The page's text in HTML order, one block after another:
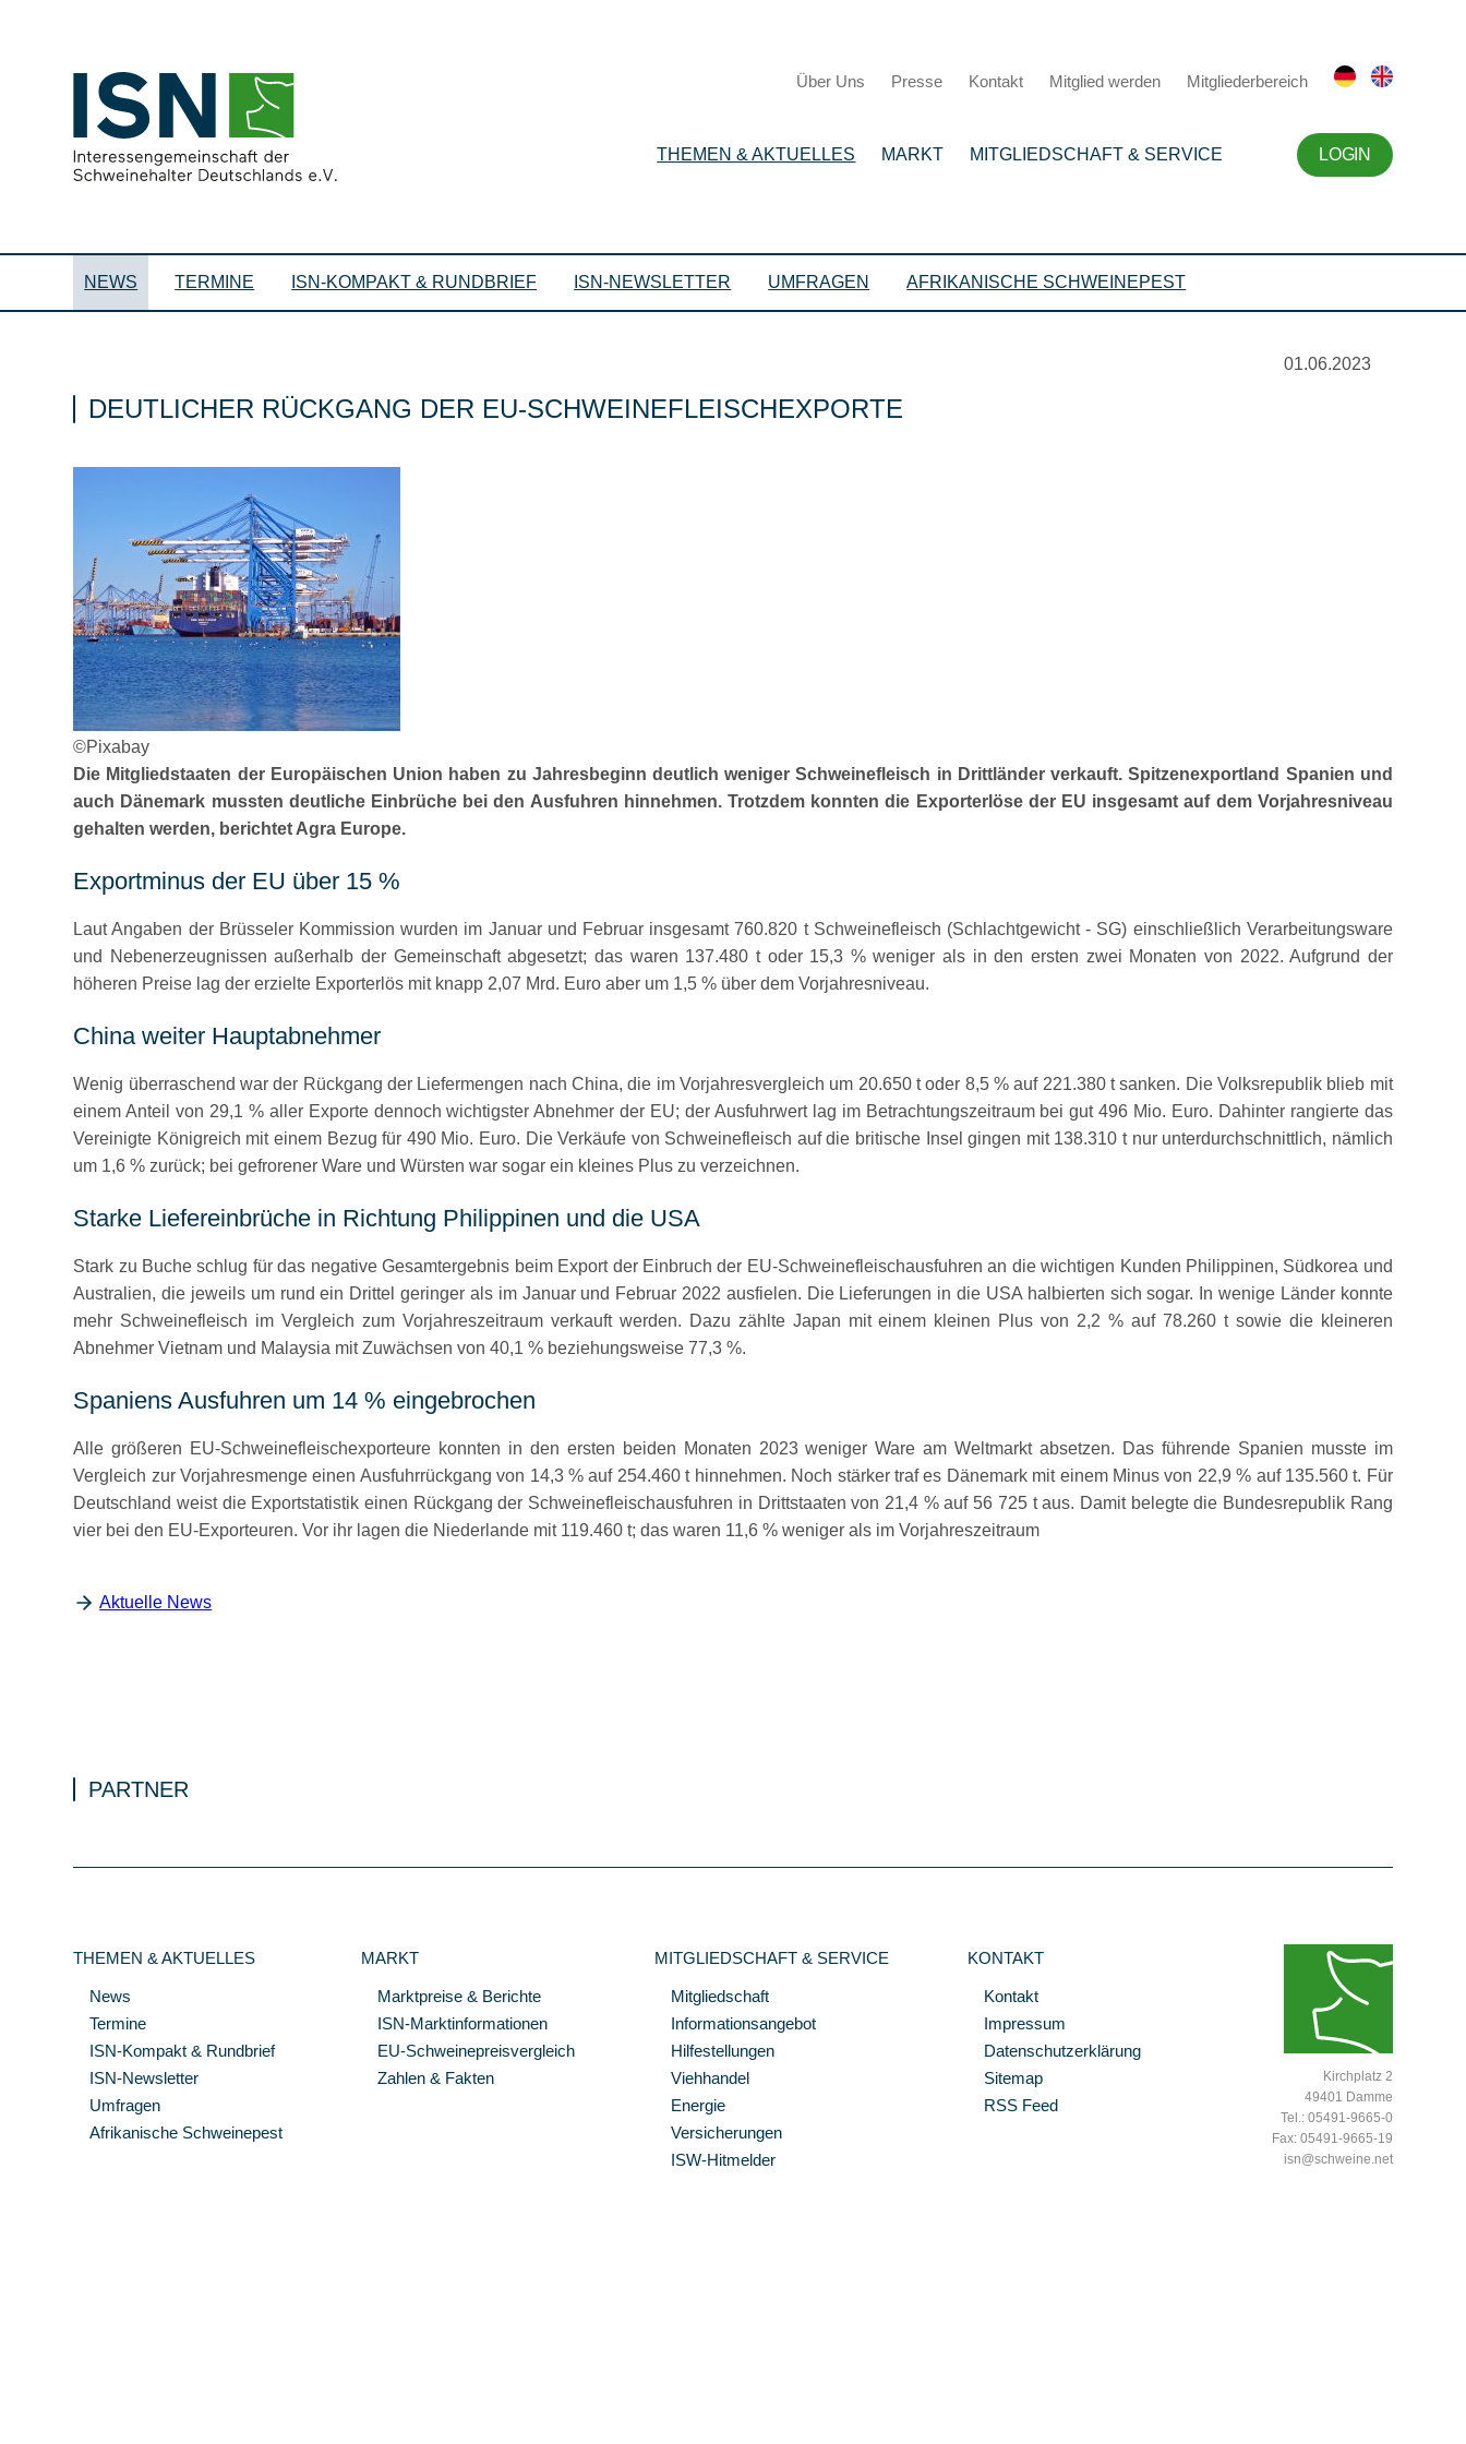
Über Uns Presse Kontakt Mitglied werden Mitgliederbereich
THEMEN & AKTUELLES MARKT MITGLIEDSCHAFT & SERVICE LOGIN
NEWS TERMINE ISN-KOMPAKT & RUNDBRIEF ISN-NEWSLETTER UMFRAGEN AFRIKANISCHE SCHWEINEPEST
01.06.2023
DEUTLICHER RÜCKGANG DER EU-SCHWEINEFLEISCHEXPORTE
©Pixabay
Die Mitgliedstaaten der Europäischen Union haben zu Jahresbeginn deutlich weniger Schweinefleisch in Drittländer verkauft. Spitzenexportland Spanien und
auch Dänemark mussten deutliche Einbrüche bei den Ausfuhren hinnehmen. Trotzdem konnten die Exporterlöse der EU insgesamt auf dem Vorjahresniveau
gehalten werden, berichtet Agra Europe.
Exportminus der EU über 15 %
Laut Angaben der Brüsseler Kommission wurden im Januar und Februar insgesamt 760.820 t Schweinefleisch (Schlachtgewicht - SG) einschließlich Verarbeitungsware
und Nebenerzeugnissen außerhalb der Gemeinschaft abgesetzt; das waren 137.480 t oder 15,3 % weniger als in den ersten zwei Monaten von 2022. Aufgrund der
höheren Preise lag der erzielte Exporterlös mit knapp 2,07 Mrd. Euro aber um 1,5 % über dem Vorjahresniveau.
China weiter Hauptabnehmer
Wenig überraschend war der Rückgang der Liefermengen nach China, die im Vorjahresvergleich um 20.650 t oder 8,5 % auf 221.380 t sanken. Die Volksrepublik blieb mit
einem Anteil von 29,1 % aller Exporte dennoch wichtigster Abnehmer der EU; der Ausfuhrwert lag im Betrachtungszeitraum bei gut 496 Mio. Euro. Dahinter rangierte das
Vereinigte Königreich mit einem Bezug für 490 Mio. Euro. Die Verkäufe von Schweinefleisch auf die britische Insel gingen mit 138.310 t nur unterdurchschnittlich, nämlich
um 1,6 % zurück; bei gefrorener Ware und Würsten war sogar ein kleines Plus zu verzeichnen.
Starke Liefereinbrüche in Richtung Philippinen und die USA
Stark zu Buche schlug für das negative Gesamtergebnis beim Export der Einbruch der EU-Schweinefleischausfuhren an die wichtigen Kunden Philippinen, Südkorea und
Australien, die jeweils um rund ein Drittel geringer als im Januar und Februar 2022 ausfielen. Die Lieferungen in die USA halbierten sich sogar. In wenige Länder konnte
mehr Schweinefleisch im Vergleich zum Vorjahreszeitraum verkauft werden. Dazu zählte Japan mit einem kleinen Plus von 2,2 % auf 78.260 t sowie die kleineren
Abnehmer Vietnam und Malaysia mit Zuwächsen von 40,1 % beziehungsweise 77,3 %.
Spaniens Ausfuhren um 14 % eingebrochen
Alle größeren EU-Schweinefleischexporteure konnten in den ersten beiden Monaten 2023 weniger Ware am Weltmarkt absetzen. Das führende Spanien musste im
Vergleich zur Vorjahresmenge einen Ausfuhrrückgang von 14,3 % auf 254.460 t hinnehmen. Noch stärker traf es Dänemark mit einem Minus von 22,9 % auf 135.560 t. Für
Deutschland weist die Exportstatistik einen Rückgang der Schweinefleischausfuhren in Drittstaaten von 21,4 % auf 56 725 t aus. Damit belegte die Bundesrepublik Rang
vier bei den EU-Exporteuren. Vor ihr lagen die Niederlande mit 119.460 t; das waren 11,6 % weniger als im Vorjahreszeitraum
Aktuelle News
PARTNER
THEMEN & AKTUELLES
News
Termine
ISN-Kompakt & Rundbrief
ISN-Newsletter
Umfragen
Afrikanische Schweinepest
MARKT
Marktpreise & Berichte
ISN-Marktinformationen
EU-Schweinepreisvergleich
Zahlen & Fakten
MITGLIEDSCHAFT & SERVICE
Mitgliedschaft
Informationsangebot
Hilfestellungen
Viehhandel
Energie
Versicherungen
ISW-Hitmelder
KONTAKT
Kontakt
Impressum
Datenschutzerklärung
Sitemap
RSS Feed
Kirchplatz 2
49401 Damme
Tel.: 05491-9665-0
Fax: 05491-9665-19
isn@schweine.net